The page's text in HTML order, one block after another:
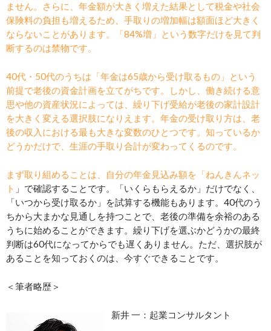
ません。さらに、年金額が大きく増えた結果として税金や社会
保険料の負担も増えるため、手取りの増加幅は額面ほど大きく
ならないことがあります。「84%増」という数字だけを見て判
断するのは禁物です。
40代・50代のうちは「年金は65歳から受け取るもの」という
前提で老後の資金計画を立てがちです。しかし、働き続ける意
思や他の資産状況によっては、繰り下げ受給が老後の家計設計
を大きく変える選択肢になりえます。年金の受け取り方は、老
後の収入における最も大きな変数のひとつです。知っているか
どうかだけで、生涯の手取り合計が変わってくるのです。
まず取り組めることは、自分の年金見込み額を「ねんきんネッ
ト 」で確認することです。「いくらもらえるか」だけでなく、
「いつから受け取るか」を試算する機能もあります。40代のう
ちから大まかな見通しを持つことで、老後の準備を余裕のある
うちに始めることができます。繰り下げを選ぶかどうかの最終
判断は60代になってからでも遅くありません。ただ、選択肢が
あることを知っておくのは、今すぐできることです。
＜筆者略歴＞
新井 一：起業コンサルタント